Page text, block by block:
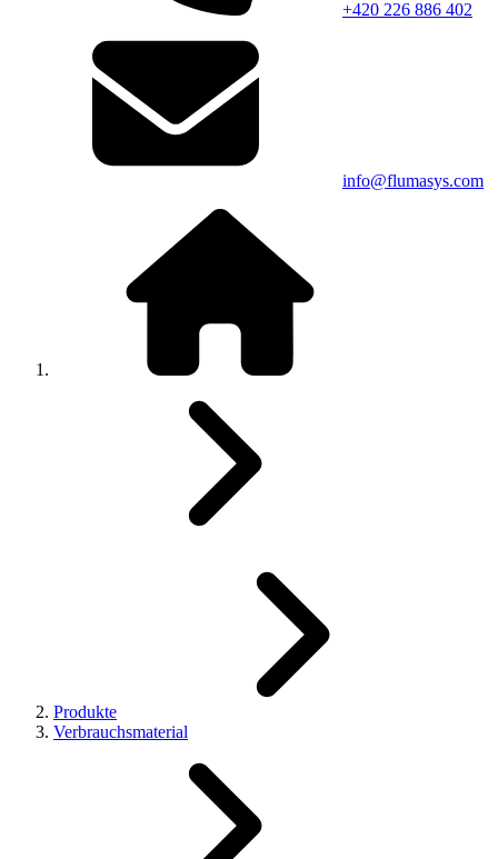
+420 226 886 402
info@flumasys.com
Produkte
Verbrauchsmaterial